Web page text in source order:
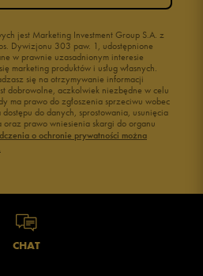
jest Marketing Investment Group S.A. z
Dywizjonu 303 paw. 1, udostępnione
w prawnie uzasadnionym interesie
marketing produktów i usług własnych.
się na otrzymywanie informacji
dobrowolne, aczkolwiek niezbędne w celu
ma prawo do zgłoszenia sprzeciwu wobec
do danych, sprostowania, usunięcia
prawo wniesienia skargi do organu
o ochronie prywatności można
CHAT